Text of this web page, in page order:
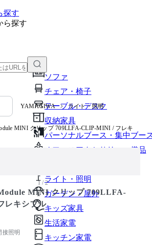
探す
ら探す
ソファ
チェア・椅子
テーブル・デスク
収納家具
パーソナルブース・集中ブー
オフィスアクセサリー・備品
ライト・照明
ガーデン・屋外
キッズ家具
生活家電
キッチン家電
トに追加
ジのURLを貼り付けて、カートに追加できます
YAMAGIWA ライト・照明
MINI クリップ 709LLFA-CLIP-MINI / フレキ
1 / 2
MINI クリップ 709LLFA-
キシブル
接照明